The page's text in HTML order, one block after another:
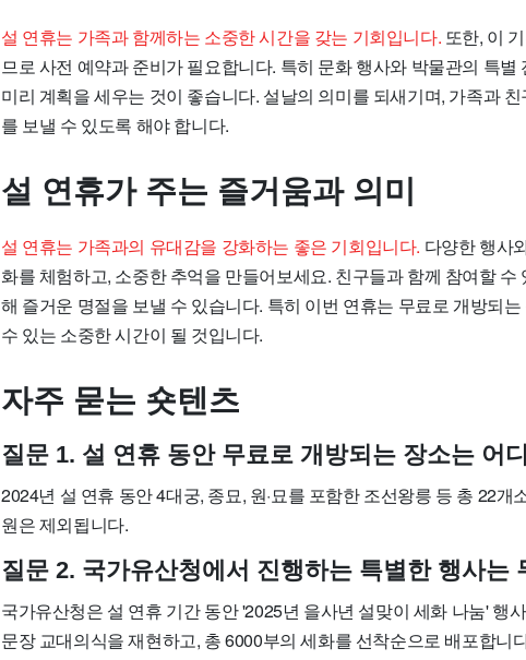
설 연휴는 가족과 함께하는 소중한 시간을 갖는 기회입니다. 또한, 이
므로 사전 예약과 준비가 필요합니다. 특히 문화 행사와 박물관의 특
미리 계획을 세우는 것이 좋습니다. 설날의 의미를 되새기며, 가족과
를 보낼 수 있도록 해야 합니다.
설 연휴가 주는 즐거움과 의미
설 연휴는 가족과의 유대감을 강화하는 좋은 기회입니다. 다양한 행사
화를 체험하고, 소중한 추억을 만들어보세요. 친구들과 함께 참여할
해 즐거운 명절을 보낼 수 있습니다. 특히 이번 연휴는 무료로 개방되
수 있는 소중한 시간이 될 것입니다.
자주 묻는 숏텐츠
질문 1. 설 연휴 동안 무료로 개방되는 장소는 어
2024년 설 연휴 동안 4대궁, 종묘, 원·묘를 포함한 조선왕릉 등 총 22개
원은 제외됩니다.
질문 2. 국가유산청에서 진행하는 특별한 행사는
국가유산청은 설 연휴 기간 동안 '2025년 을사년 설맞이 세화 나눔' 행
문장 교대의식을 재현하고, 총 6000부의 세화를 선착순으로 배포합니